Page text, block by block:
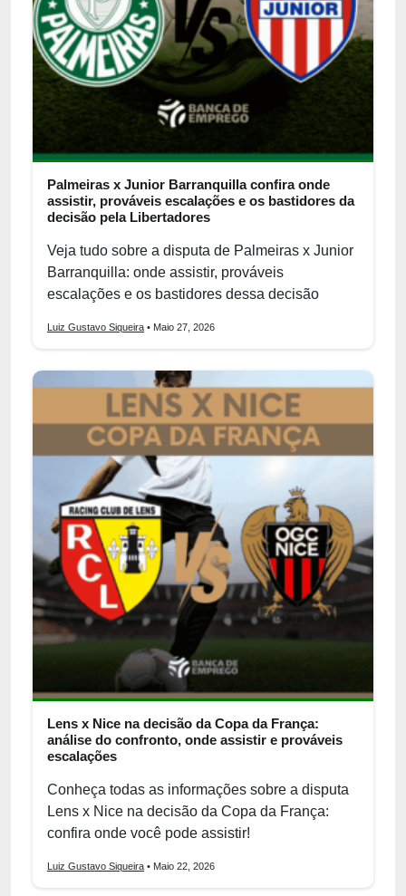
Palmeiras x Junior Barranquilla confira onde
assistir, prováveis escalações e os bastidores da
decisão pela Libertadores
Veja tudo sobre a disputa de Palmeiras x Junior
Barranquilla: onde assistir, prováveis
escalações e os bastidores dessa decisão
Luiz Gustavo Siqueira • Maio 27, 2026
Lens x Nice na decisão da Copa da França:
análise do confronto, onde assistir e prováveis
escalações
Conheça todas as informações sobre a disputa
Lens x Nice na decisão da Copa da França:
confira onde você pode assistir!
Luiz Gustavo Siqueira • Maio 22, 2026